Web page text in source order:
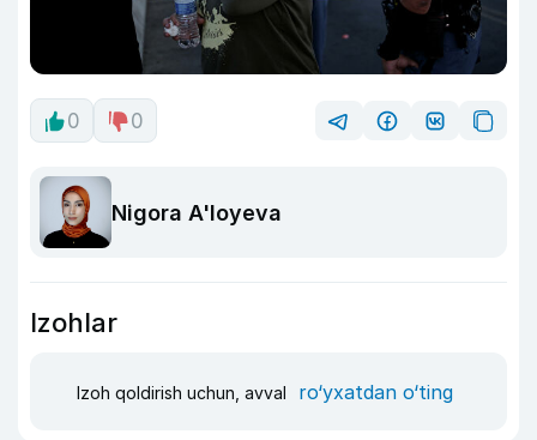
0 0
Nigora A'loyeva
Izohlar
Izoh qoldirish uchun, avval ro‘yxatdan o‘ting